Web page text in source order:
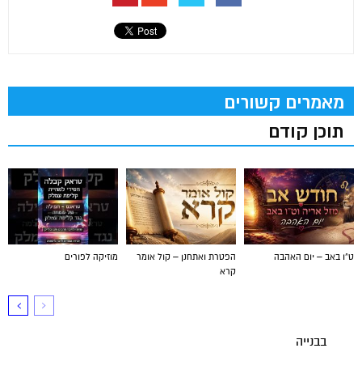
מאמרים קשורים
תוכן קודם
מוזיקה לפורים
הפטרת ואתחנן – קול אומר
קרא
ט"ו באב – יום האהבה
בבנייה